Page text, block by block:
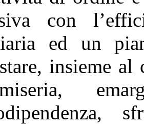
con
ed un
insieme